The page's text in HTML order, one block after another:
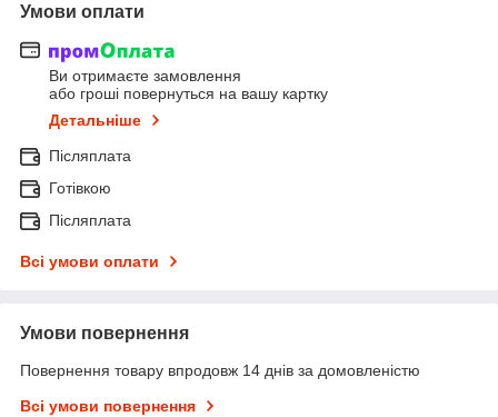
Умови оплати
Ви отримаєте замовлення
або гроші повернуться на вашу картку
Детальніше
Післяплата
Готівкою
Післяплата
Всі умови оплати
Умови повернення
Повернення товару впродовж 14 днів за домовленістю
Всі умови повернення